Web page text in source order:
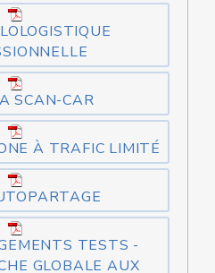
SCAN-CAR
À TRAFIC LIMITÉ
TESTS -
GLOBALE AUX